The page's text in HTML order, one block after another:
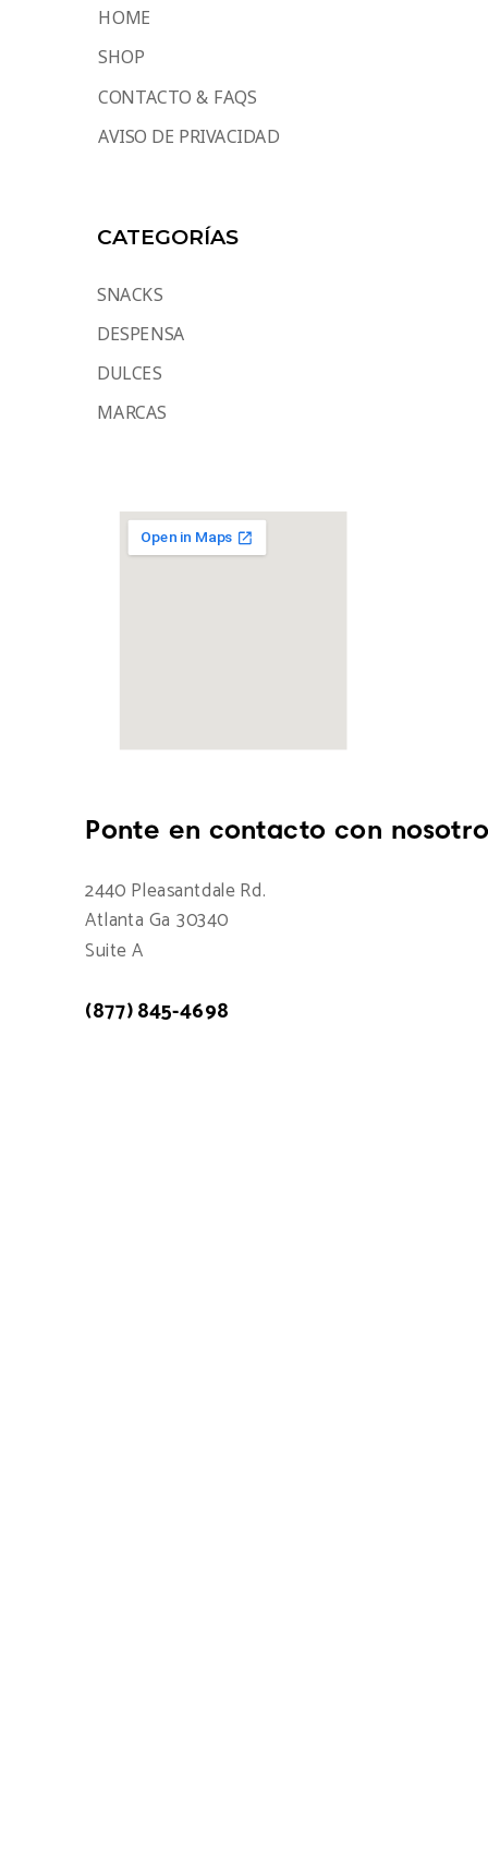
HOME
SHOP
CONTACTO & FAQS
AVISO DE PRIVACIDAD
CATEGORÍAS
SNACKS
DESPENSA
DULCES
MARCAS
Ponte en contacto con
2440 Pleasantdale Rd.
Atlanta Ga 30340
Suite A
(877) 845-4698